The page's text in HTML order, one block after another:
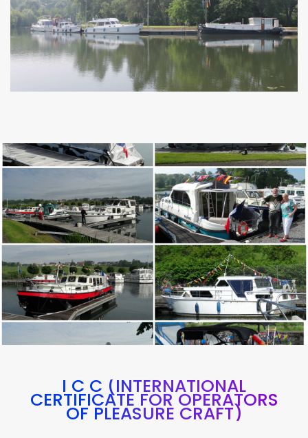
I C C (INTERNATIONAL
CERTIFICATE FOR OPERATORS
OF PLEASURE CRAFT)